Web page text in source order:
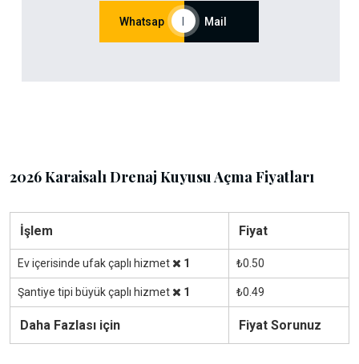
Whatsap Mail
2026 Karaisalı Drenaj Kuyusu Açma Fiyatları
İşlem Fiyat
Ev içerisinde ufak çaplı hizmet 1 ₺0.50
Şantiye tipi büyük çaplı hizmet 1 ₺0.49
Daha Fazlası için Fiyat Sorunuz